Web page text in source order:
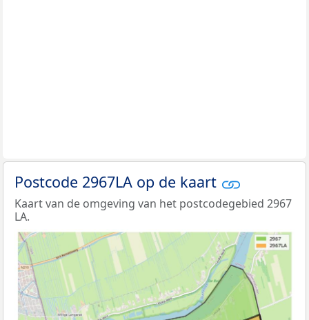
Postcode 2967LA op de kaart
Kaart van de omgeving van het postcodegebied 2967
LA.